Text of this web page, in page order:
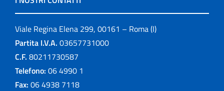
Viale Regina Elena 299, 00161 – Roma (I)
Partita I.V.A. 03657731000
C.F. 80211730587
Telefono: 06 4990 1
Fax: 06 4938 7118